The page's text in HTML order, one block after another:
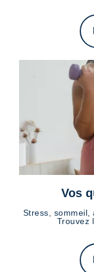
Vos
Stress, sommeil,
Trouvez